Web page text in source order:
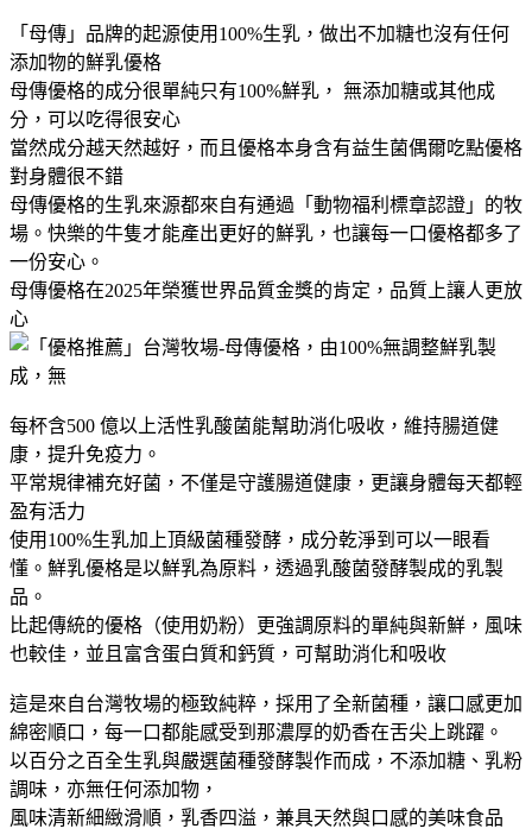
「母傳」品牌的起源使用100%生乳，做出不加糖也沒有任何
添加物的鮮乳優格
母傳優格的成分很單純只有100%鮮乳， 無添加糖或其他成
分，可以吃得很安心
當然成分越天然越好，而且優格本身含有益生菌偶爾吃點優格
對身體很不錯
母傳優格的生乳來源都來自有通過「動物福利標章認證」的牧
場。快樂的牛隻才能產出更好的鮮乳，也讓每一口優格都多了
一份安心。
母傳優格在2025年榮獲世界品質金獎的肯定，品質上讓人更放
心
每杯含500 億以上活性乳酸菌能幫助消化吸收，維持腸道健
康，提升免疫力。
平常規律補充好菌，不僅是守護腸道健康，更讓身體每天都輕
盈有活力
使用100%生乳加上頂級菌種發酵，成分乾淨到可以一眼看
懂。鮮乳優格是以鮮乳為原料，透過乳酸菌發酵製成的乳製
品。
比起傳統的優格（使用奶粉）更強調原料的單純與新鮮，風味
也較佳，並且富含蛋白質和鈣質，可幫助消化和吸收
這是來自台灣牧場的極致純粹，採用了全新菌種，讓口感更加
綿密順口，每一口都能感受到那濃厚的奶香在舌尖上跳躍。
以百分之百全生乳與嚴選菌種發酵製作而成，不添加糖、乳粉
調味，亦無任何添加物，
風味清新細緻滑順，乳香四溢，兼具天然與口感的美味食品